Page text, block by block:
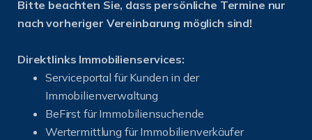
Bitte beachten Sie, dass persönliche Termine nur
nach vorheriger Vereinbarung möglich sind!
Direktlinks Immobilienservices:
Serviceportal für Kunden in der
Immobilienverwaltung
BeFirst für Immobiliensuchende
Wertermittlung für Immobilienverkäufer